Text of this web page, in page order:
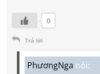
0
Trả lời
PhươngNga nói: